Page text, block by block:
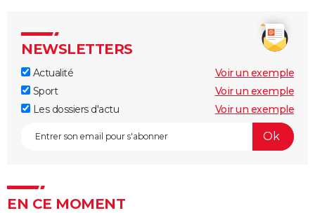
NEWSLETTERS
Actualité
Voir un exemple
Sport
Voir un exemple
Les dossiers d'actu
Voir un exemple
EN CE MOMENT